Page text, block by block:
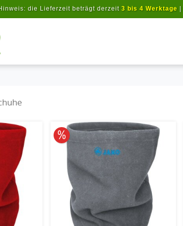
die Lieferzeit beträgt derzeit 3 bis 4 Werktage
10% reduziert